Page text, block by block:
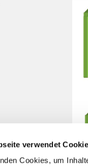
verwendet
Cookies, um